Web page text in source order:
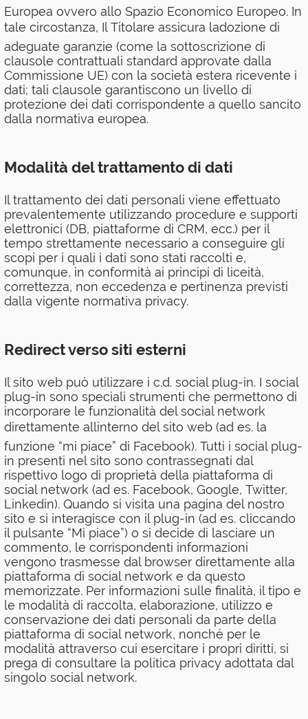
Europea ovvero allo Spazio Economico Europeo. In
tale circostanza, Il Titolare assicura ladozione di
adeguate garanzie (come la sottoscrizione di
clausole contrattuali standard approvate dalla
Commissione UE) con la società estera ricevente i
dati; tali clausole garantiscono un livello di
protezione dei dati corrispondente a quello sancito
dalla normativa europea.
Modalità del trattamento di dati
Il trattamento dei dati personali viene effettuato
prevalentemente utilizzando procedure e supporti
elettronici (DB, piattaforme di CRM, ecc.) per il
tempo strettamente necessario a conseguire gli
scopi per i quali i dati sono stati raccolti e,
comunque, in conformità ai principi di liceità,
correttezza, non eccedenza e pertinenza previsti
dalla vigente normativa privacy.
Redirect verso siti esterni
Il sito web può utilizzare i c.d. social plug-in. I social
plug-in sono speciali strumenti che permettono di
incorporare le funzionalità del social network
direttamente allinterno del sito web (ad es. la
funzione “mi piace” di Facebook). Tutti i social plug-
in presenti nel sito sono contrassegnati dal
rispettivo logo di proprietà della piattaforma di
social network (ad es. Facebook, Google, Twitter,
Linkedin). Quando si visita una pagina del nostro
sito e si interagisce con il plug-in (ad es. cliccando
il pulsante “Mi piace”) o si decide di lasciare un
commento, le corrispondenti informazioni
vengono trasmesse dal browser direttamente alla
piattaforma di social network e da questo
memorizzate. Per informazioni sulle finalità, il tipo e
le modalità di raccolta, elaborazione, utilizzo e
conservazione dei dati personali da parte della
piattaforma di social network, nonché per le
modalità attraverso cui esercitare i propri diritti, si
prega di consultare la politica privacy adottata dal
singolo social network.